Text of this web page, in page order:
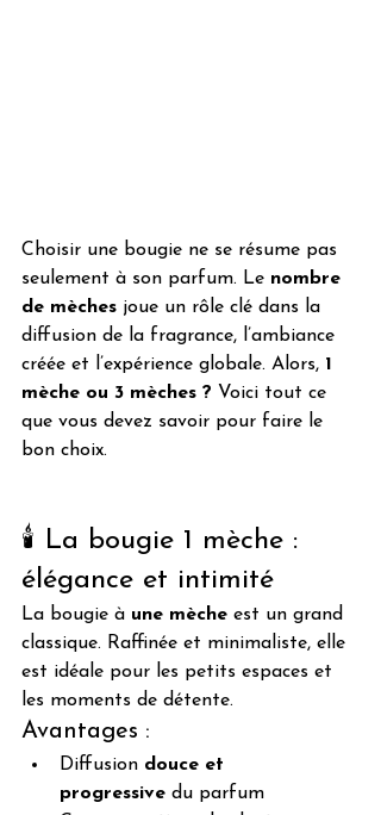
Choisir une bougie ne se résume pas
seulement à son parfum. Le nombre
de mèches joue un rôle clé dans la
diffusion de la fragrance, l’ambiance
créée et l’expérience globale. Alors, 1
mèche ou 3 mèches ? Voici tout ce
que vous devez savoir pour faire le
bon choix.
🕯️ La bougie 1 mèche :
élégance et intimité
La bougie à une mèche est un grand
classique. Raffinée et minimaliste, elle
est idéale pour les petits espaces et
les moments de détente.
Avantages :
Diffusion douce et
progressive du parfum